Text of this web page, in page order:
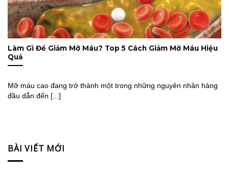
Làm Gì Để Giảm Mỡ Máu? Top 5 Cách Giảm Mỡ Máu Hiệu
Quả
Mỡ máu cao đang trở thành một trong những nguyên nhân hàng
đầu dẫn đến [...]
BÀI VIẾT MỚI